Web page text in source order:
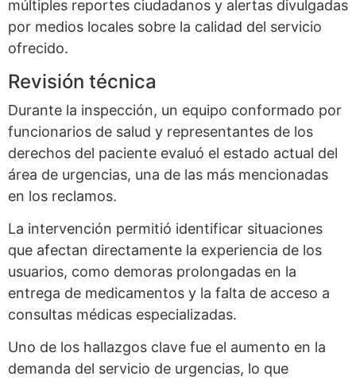
múltiples reportes ciudadanos y alertas divulgadas
por medios locales sobre la calidad del servicio
ofrecido.
Revisión técnica
Durante la inspección, un equipo conformado por
funcionarios de salud y representantes de los
derechos del paciente evaluó el estado actual del
área de urgencias, una de las más mencionadas
en los reclamos.
La intervención permitió identificar situaciones
que afectan directamente la experiencia de los
usuarios, como demoras prolongadas en la
entrega de medicamentos y la falta de acceso a
consultas médicas especializadas.
Uno de los hallazgos clave fue el aumento en la
demanda del servicio de urgencias, lo que